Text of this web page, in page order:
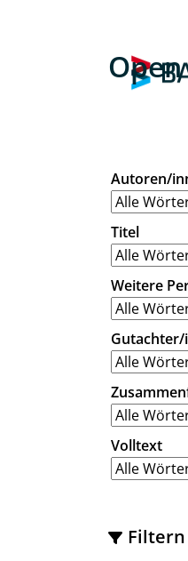
Autoren/
Titel
Weitere
Gutachter/
Volltext
Filtern